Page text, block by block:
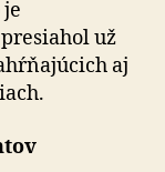
kontinenty
už
aj